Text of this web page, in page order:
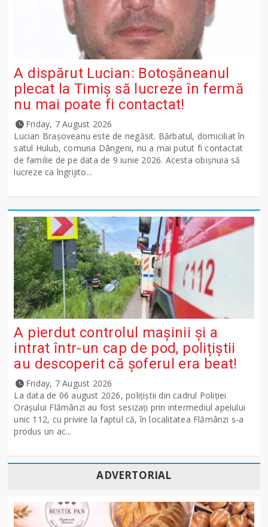
A dispărut Lucian: Botoșăneanul
plecat la Timiș să lucreze în fermă
nu mai poate fi contactat!
Friday, 7 August 2026
Lucian Brașoveanu este de negăsit. Bărbatul, domiciliat în
satul Hulub, comuna Dângeni, nu a mai putut fi contactat
de familie de pe data de 9 iunie 2026. Acesta obișnuia să
lucreze ca îngrijito...
A pierdut controlul mașinii și a
intrat într-un cap de pod, polițiștii
au descoperit că șoferul era beat!
Friday, 7 August 2026
La data de 06 august 2026, polițiștii din cadrul Poliției
Orașului Flămânzi au fost sesizați prin intermediul apelului
unic 112, cu privire la faptul că, în localitatea Flămânzi s-a
produs un ac...
ADVERTORIAL